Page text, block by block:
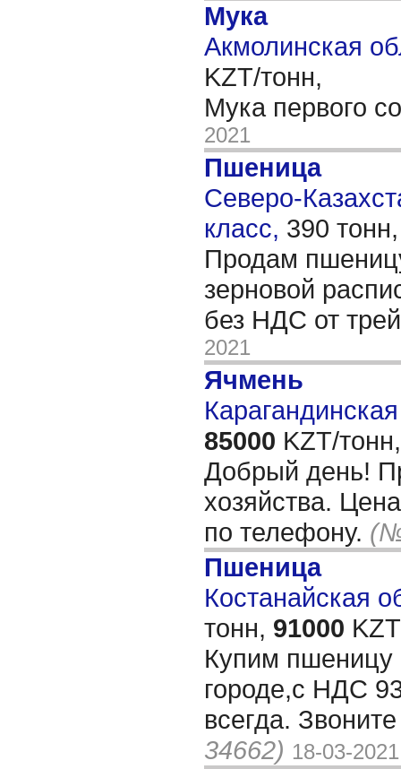
Мука
Акмолинская
KZT/тонн,
Мука первого
2021
Пшеница
Северо-
класс, 390
Продам
зерновой
без НДС от
2021
Ячмень
85000 KZT/тонн,
Добрый день!
хозяйства.
по телефону.
Пшеница
Костанайская
тонн, 91000
Купим пшеницу
городе,c НДС
всегда.
34662) 18-03-2021